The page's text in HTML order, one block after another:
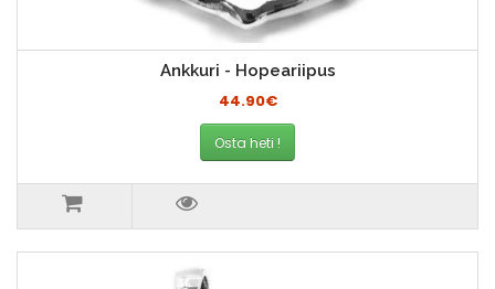
Ankkuri - Hopeariipus
44.90€
Osta heti !